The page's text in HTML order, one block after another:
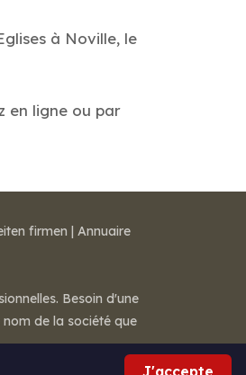
à Noville, le
en ligne ou par
J'accepte
firmen | Annuaire
Besoin d'une
nom de la société que